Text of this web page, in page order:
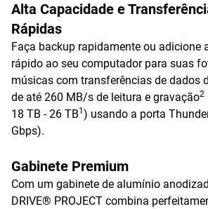
Alta Capacidade e
Rápidas
Faça backup rapidamente ou adicione
rápido ao seu computador para suas
músicas com transferências de dados
de até 260 MB/s de leitura e gravação2
18 TB - 26 TB1 ) usando a porta
Gbps).
Gabinete Premium
Com um gabinete de alumínio
DRIVE® PROJECT combina